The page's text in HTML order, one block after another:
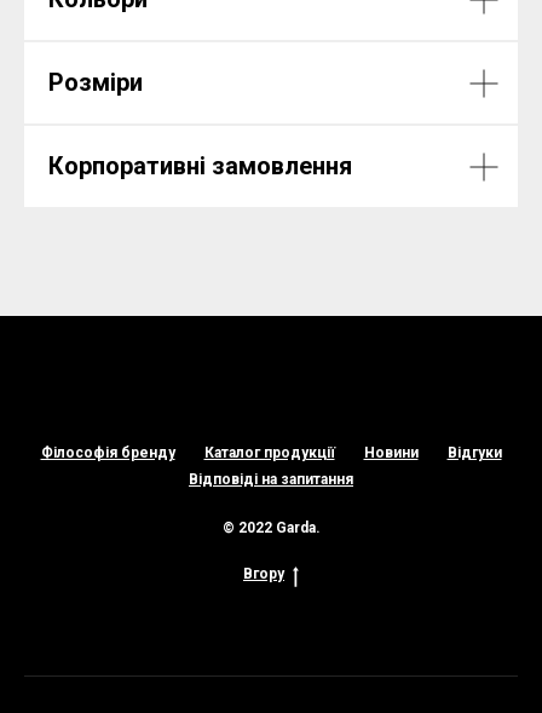
Розміри
Корпоративні замовлення
Філософія бренду Каталог продукції Новини
Відгуки
Відповіді на запитання
© 2022 Garda.
Вгору